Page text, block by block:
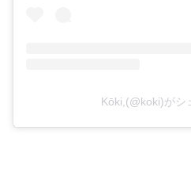
Kōki,(@koki)がシ